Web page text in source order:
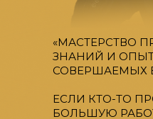
«МАСТЕРСТВО
ЗНАНИЙ И
СОВЕРШАЕМЫХ
ЕСЛИ КТО-ТО
БОЛЬШУЮ